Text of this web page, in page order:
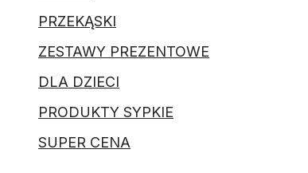
PRZEKĄSKI
ZESTAWY PREZENTOWE
DLA DZIECI
PRODUKTY SYPKIE
SUPER CENA